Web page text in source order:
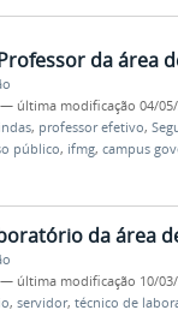
da área
— última modificação 04/
, professor efetivo,
público, ifmg, campus
da área
— última modificação 10/
, servidor, técnico de